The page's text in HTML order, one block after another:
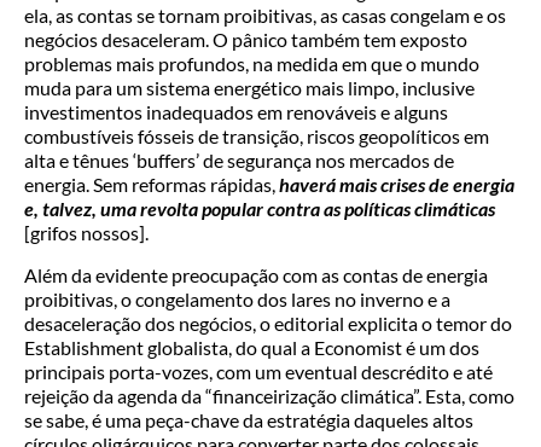
ela, as contas se tornam proibitivas, as casas congelam e os
negócios desaceleram. O pânico também tem exposto
problemas mais profundos, na medida em que o mundo
muda para um sistema energético mais limpo, inclusive
investimentos inadequados em renováveis e alguns
combustíveis fósseis de transição, riscos geopolíticos em
alta e tênues ‘buffers’ de segurança nos mercados de
energia. Sem reformas rápidas,haverá mais crises de energia
e, talvez, uma revolta popular contra as políticas climáticas
[grifos nossos].
Além da evidente preocupação com as contas de energia
proibitivas, o congelamento dos lares no inverno e a
desaceleração dos negócios, o editorial explicita o temor do
Establishment globalista, do qual a Economist é um dos
principais porta-vozes, com um eventual descrédito e até
rejeição da agenda da “financeirização climática”. Esta, como
se sabe, é uma peça-chave da estratégia daqueles altos